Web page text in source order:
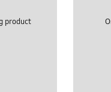
product